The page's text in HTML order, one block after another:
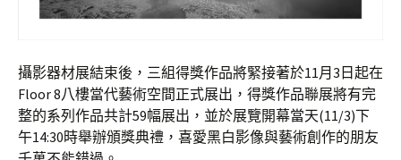
攝影器材展結束後，三組得獎作品將緊接著於11月3日起在
Floor 8八樓當代藝術空間正式展出，得獎作品聯展將有完
整的系列作品共計59幅展出，並於展覽開幕當天(11/3)下
午14:30時舉辦頒獎典禮，喜愛黑白影像與藝術創作的朋友